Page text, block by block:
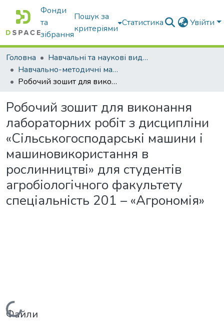
Фонди
та
зібрання
Пошук за
критеріями
Статистика Увійти
Головна
Навчальні та наукові видання
Навчально-методичні матеріали
Робочий зошит для виконання лабораторних робіт з дисципліни «Сільськогосподарські машини і машиновикористання в рослинництві» для студентів агробіологічного факультету спеціальність 201 – «Агрономія»
Робочий зошит для виконання
лабораторних робіт з дисципліни
«Сільськогосподарські машини і
машиновикористання в
рослинництві» для студентів
агробіологічного факультету
спеціальність 201 – «Агрономія»
Вантажиться...
Файли